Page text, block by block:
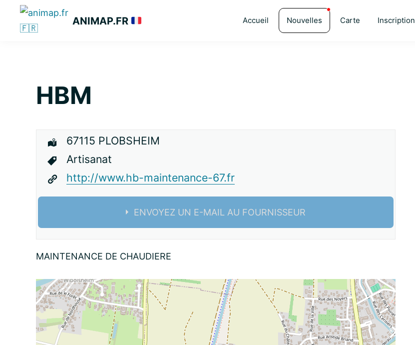
Passer
Passer
Passer
principale
ANIMAP.FR Accueil Nouvelles Carte Inscription
HBM
67115 PLOBSHEIM
Artisanat
http://www.hb-maintenance-67.fr
ENVOYEZ UN E-MAIL AU FOURNISSEUR
email:
Message:
MAINTENANCE DE CHAUDIERE